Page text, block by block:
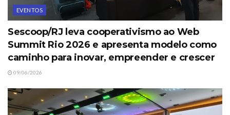
EVENTOS
Sescoop/RJ leva cooperativismo ao Web
Summit Rio 2026 e apresenta modelo como
caminho para inovar, empreender e crescer
09/06/2026